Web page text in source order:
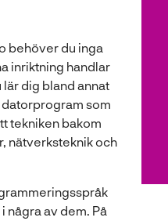
behöver du inga
inriktning handlar
dig bland annat
som
tekniken bakom
nätverksteknik och
några av dem. På